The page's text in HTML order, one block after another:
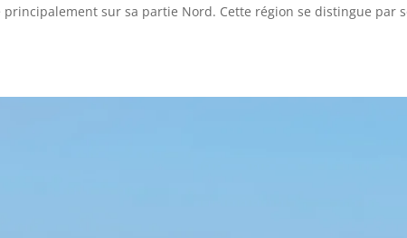
sur sa partie Nord. Cette région se distingue par